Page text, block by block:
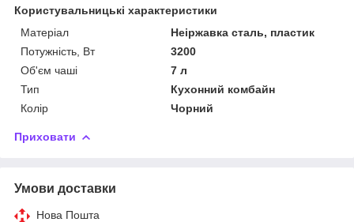
Користувальницькі характеристики
Матеріал
Неіржавка сталь, пластик
Потужність, Вт
3200
Об'єм чаші
7 л
Тип
Кухонний комбайн
Колір
Чорний
Приховати
Умови доставки
Нова Пошта